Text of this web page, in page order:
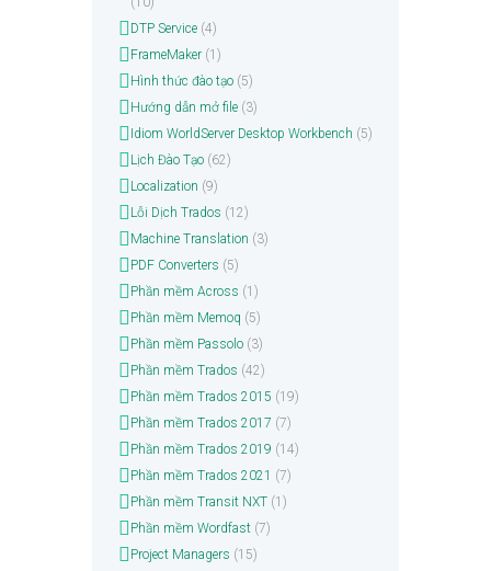
DTP Service(4)
FrameMaker(1)
Hình thức đào tạo(5)
Hướng dẫn mở file(3)
Idiom WorldServer Desktop Workbench (5)
Lịch Đào Tạo(62)
Localization (9)
Lỗi Dịch Trados (12)
Machine Translation (3)
PDF Converters (5)
Phần mềm Across (1)
Phần mềm Memoq (5)
Phần mềm Passolo(3)
Phần mềm Trados (42)
Phần mềm Trados 2015 (19)
Phần mềm Trados 2017 (7)
Phần mềm Trados 2019 (14)
Phần mềm Trados 2021 (7)
Phần mềm Transit NXT(1)
Phần mềm Wordfast(7)
Project Managers (15)